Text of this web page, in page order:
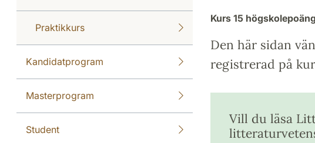
Praktikkurs
Kandidatprogram
Masterprogram
Student
Kurs 15 högskolepoäng
Den här sidan
registrerad på
Vill du läsa